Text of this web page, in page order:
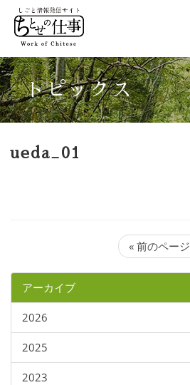
トピックス
ueda_01
« 前のページ
アーカイブ
2026
2025
2023